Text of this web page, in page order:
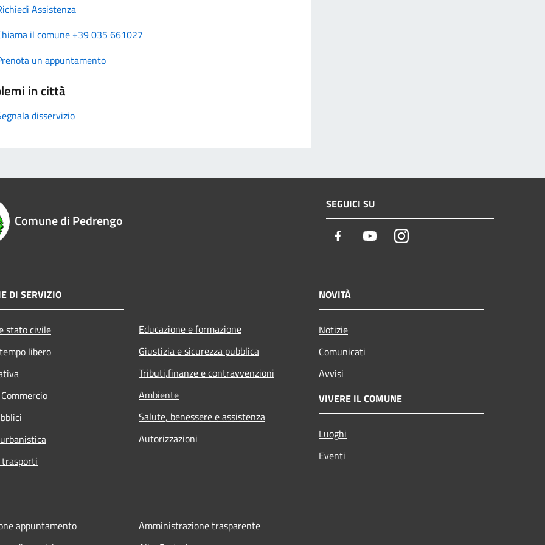
Assistenza
il comune +39 035 661027
un appuntamento
in città
disservizio
Comune di Pedrengo
SEGUICI SU
Facebook YoutubeInstagram
DI SERVIZIO
stato civile
libero
Educazione e formazione
Giustizia e sicurezza pubblica
Tributi,finanze e contravvenzioni
Ambiente
Salute, benessere e assistenza
Autorizzazioni
NOVITÀ
Notizie
Comunicati
Avvisi
VIVERE IL COMUNE
Luoghi
Eventi
appuntamento
Amministrazione trasparente